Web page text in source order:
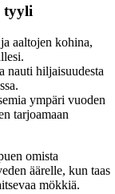
tyyli
aaltojen kohina,
nauti hiljaisuudesta
ympäri vuoden
tarjoamaan
omista
äärelle, kun taas
mökkiä.